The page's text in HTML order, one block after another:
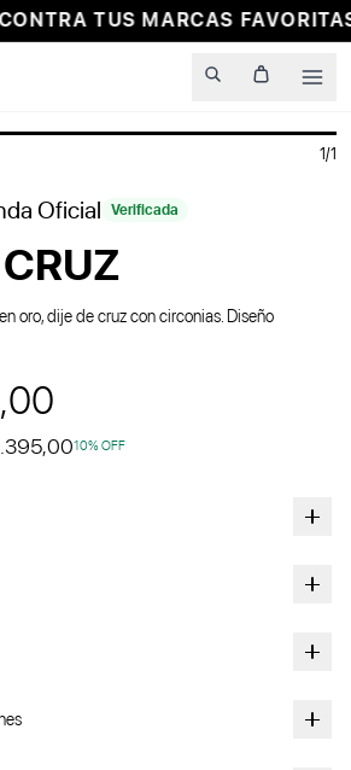
TUS MARCAS
1/1
Oficial Verificada
oro, dije de cruz con circonias. Diseño
10% OFF